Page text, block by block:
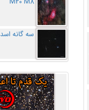
سه گانه اسد